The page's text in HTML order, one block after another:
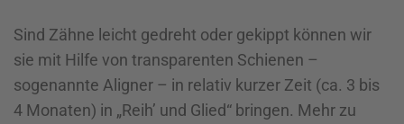
Sind Zähne leicht gedreht oder gekippt können wir
sie mit Hilfe von transparenten Schienen –
sogenannte Aligner – in relativ kurzer Zeit (ca. 3 bis
4 Monaten) in „Reih’ und Glied“ bringen. Mehr zu